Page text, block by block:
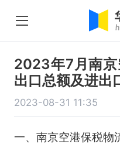
2023年7月南
出口总额及进出
2023-08-31 11:35
一、南京空港保税物